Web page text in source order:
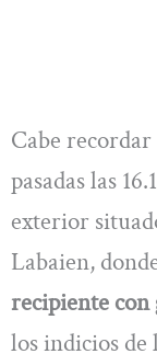
Cabe
pasadas las
exterior
Labaien,
recipiente con
los indicios